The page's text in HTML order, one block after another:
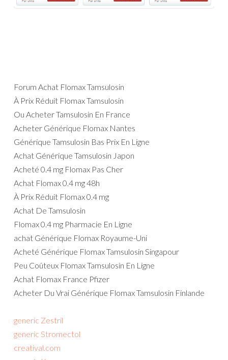
Forum Achat Flomax Tamsulosin
À Prix Réduit Flomax Tamsulosin
Ou Acheter Tamsulosin En France
Acheter Générique Flomax Nantes
Générique Tamsulosin Bas Prix En Ligne
Achat Générique Tamsulosin Japon
Acheté 0.4 mg Flomax Pas Cher
Achat Flomax 0.4 mg 48h
À Prix Réduit Flomax 0.4 mg
Achat De Tamsulosin
Flomax 0.4 mg Pharmacie En Ligne
achat Générique Flomax Royaume-Uni
Acheté Générique Flomax Tamsulosin Singapour
Peu Coûteux Flomax Tamsulosin En Ligne
Achat Flomax France Pfizer
Acheter Du Vrai Générique Flomax Tamsulosin Finlande
generic Zestril
generic Stromectol
creatival.com